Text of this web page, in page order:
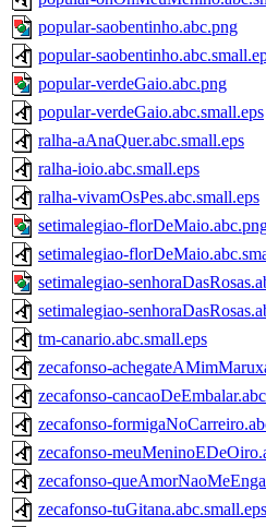
popular-saobentinho.abc.png
popular-
popular-verdeGaio.abc.png
popular-verdeGaio.abc.small.eps
ralha-aAnaQuer.abc.small.eps
ralha-ioio.abc.small.eps
ralha-vivamOsPes.abc.small.eps
setimalegiao-
setimalegiao-
setimalegiao-
setimalegiao-
tm-canario.abc.small.eps
zecafonso-
zecafonso-
zecafonso-
zecafonso-
zecafonso-
zecafonso-tuGitana.abc.small.eps